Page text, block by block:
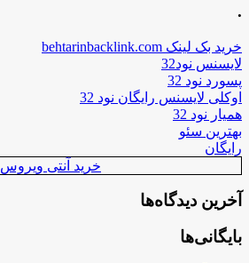
.
خرید بک لینک behtarinbacklink.com
لایسنس نود32
پسورد نود 32
اوکلی لایسنس رایگان نود 32
همیار نود 32
بهترین سئو
رایگان
خرید آنتی ویروس
آخرین دیدگاه‌ها
بایگانی‌ها